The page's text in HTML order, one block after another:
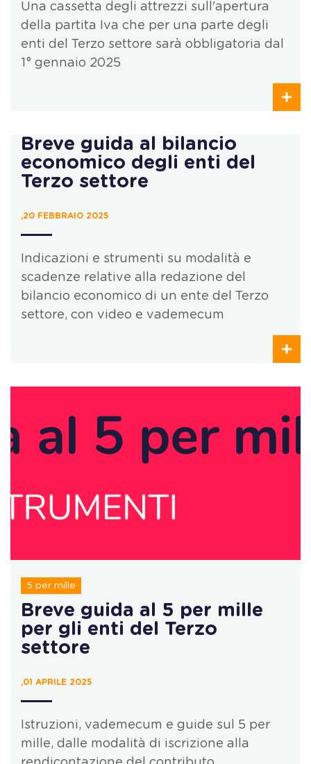
Una cassetta degli attrezzi sull'apertura
della partita Iva che per una parte degli
enti del Terzo settore sarà obbligatoria dal
1° gennaio 2025
Breve guida al bilancio
economico degli enti del
Terzo settore
,20 FEBBRAIO 2025
Indicazioni e strumenti su modalità e
scadenze relative alla redazione del
bilancio economico di un ente del Terzo
settore, con video e vademecum
5 per mille
Breve guida al 5 per mille
per gli enti del Terzo
settore
,01 APRILE 2025
Istruzioni, vademecum e guide sul 5 per
mille, dalle modalità di iscrizione alla